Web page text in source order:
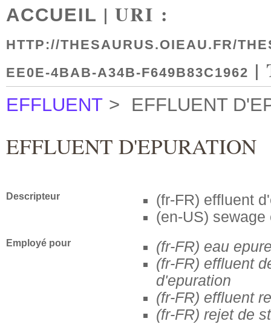
ACCUEIL | URI :
HTTP://THESAURUS.OIEAU.FR/
EE0E-4BAB-A34B-F649B83C1962 |
EFFLUENT > EFFLUENT
EFFLUENT D'EPURATION
Descripteur (fr-FR) effluent
(en-US) sewage
Employé pour (fr-FR) eau
(fr-FR) effluent
d'epuration
(fr-FR) effluent
(fr-FR) rejet de